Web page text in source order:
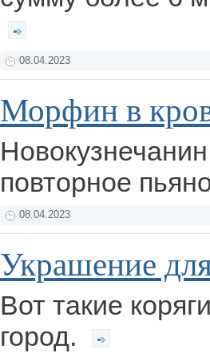
08.04.2023
Морфин в
повторное
08.04.2023
Украшение
Вот такие
город.